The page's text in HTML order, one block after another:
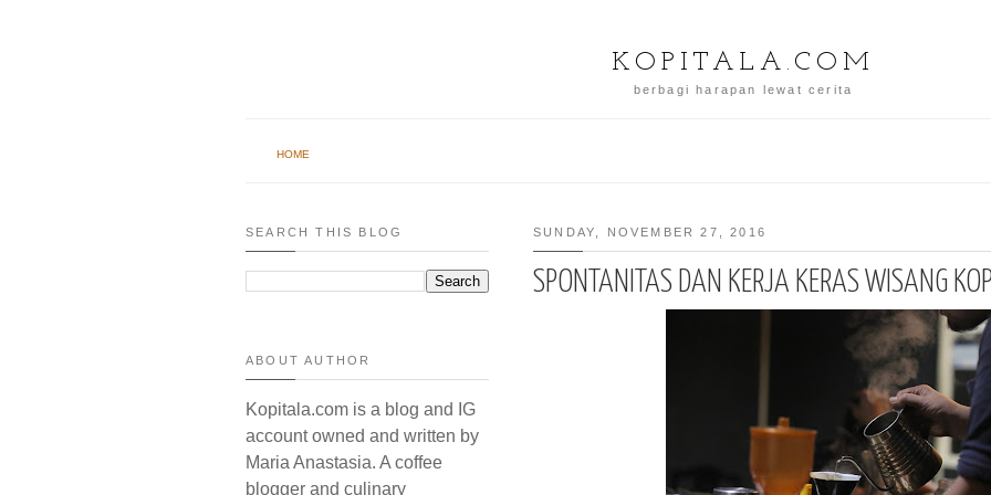
KOPITALA.COM
berbagi harapan lewat cerita
HOME
SUNDAY, NOVEMBER 27, 2016
SPONTANITAS DAN KERJA KERAS WISANG
SEARCH THIS BLOG
ABOUT AUTHOR
Kopitala.com is a blog and IG
account owned and written by
Maria Anastasia. A coffee
blogger and culinary